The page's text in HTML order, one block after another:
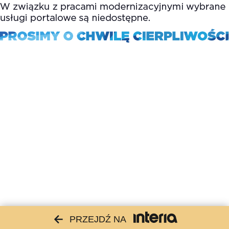
PRZEJDŹ NA